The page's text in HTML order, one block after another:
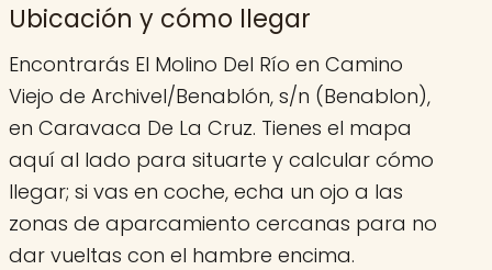
Ubicación y cómo llegar
Encontrarás El Molino Del Río en Camino
Viejo de Archivel/Benablón, s/n (Benablon),
en Caravaca De La Cruz. Tienes el mapa
aquí al lado para situarte y calcular cómo
llegar; si vas en coche, echa un ojo a las
zonas de aparcamiento cercanas para no
dar vueltas con el hambre encima.